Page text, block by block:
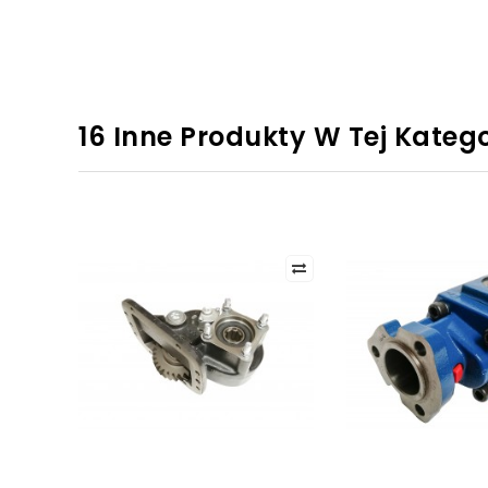
16 Inne Produkty W Tej